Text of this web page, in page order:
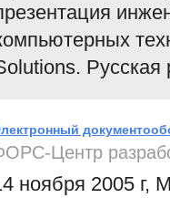
Русская
Центр
ноября 2005 г,